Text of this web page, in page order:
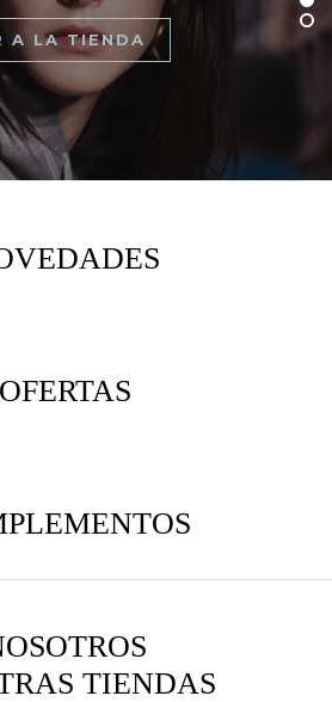
A LA TIENDA
OFERTAS
TIENDAS